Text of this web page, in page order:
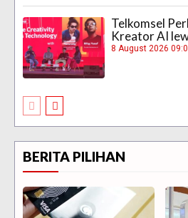
Telkomsel
Kreator AI
8 August 2026
BERITA PILIHAN